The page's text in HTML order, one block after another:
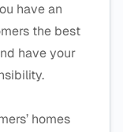
have an
the best
have your
homes